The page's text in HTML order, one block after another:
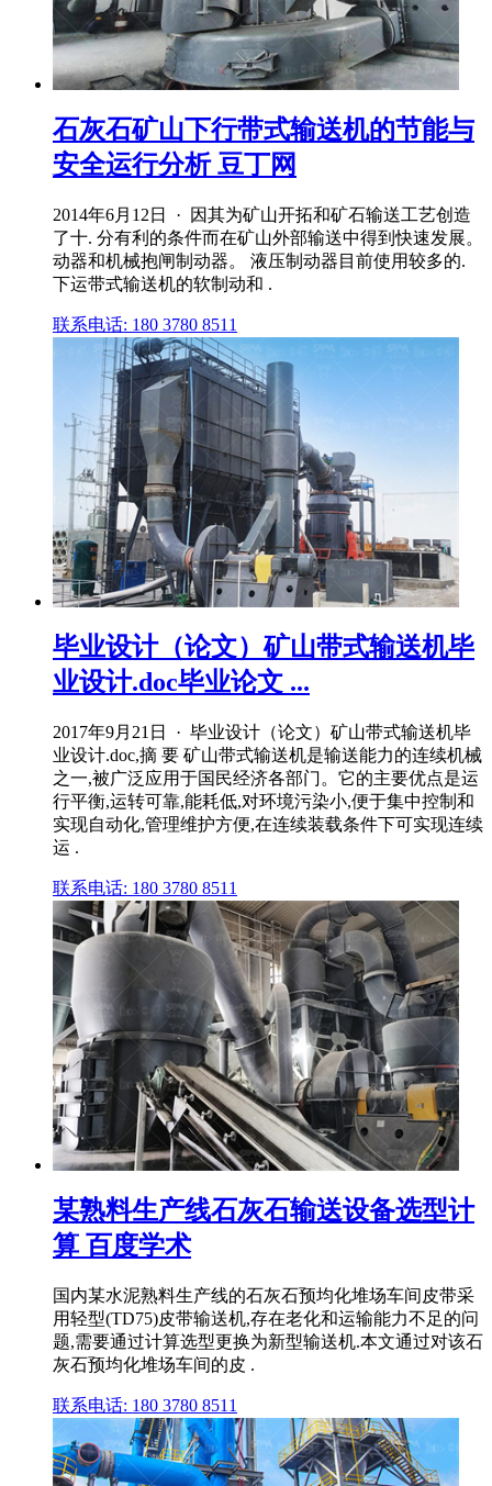
石灰石矿山下行带式输送机的节能与
安全运行分析 豆丁网
2014年6月12日 · 因其为矿山开拓和矿石输送工艺创造
了十. 分有利的条件而在矿山外部输送中得到快速发展。
动器和机械抱闸制动器。 液压制动器目前使用较多的.
下运带式输送机的软制动和 .
联系电话: 180 3780 8511
毕业设计（论文）矿山带式输送机毕
业设计.doc毕业论文 ...
2017年9月21日 · 毕业设计（论文）矿山带式输送机毕
业设计.doc,摘 要 矿山带式输送机是输送能力的连续机械
之一,被广泛应用于国民经济各部门。它的主要优点是运
行平衡,运转可靠,能耗低,对环境污染小,便于集中控制和
实现自动化,管理维护方便,在连续装载条件下可实现连续
运 .
联系电话: 180 3780 8511
某熟料生产线石灰石输送设备选型计
算 百度学术
国内某水泥熟料生产线的石灰石预均化堆场车间皮带采
用轻型(TD75)皮带输送机,存在老化和运输能力不足的问
题,需要通过计算选型更换为新型输送机.本文通过对该石
灰石预均化堆场车间的皮 .
联系电话: 180 3780 8511